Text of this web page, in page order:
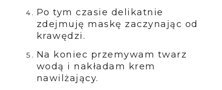
Po tym czasie delikatnie
zdejmuję maskę zaczynając od
krawędzi.
Na koniec przemywam twarz
wodą i nakładam krem
nawilżający.